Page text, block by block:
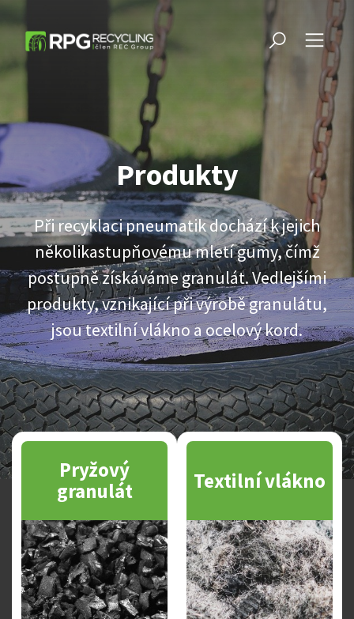
Produkty
Při recyklaci pneumatik dochází k jejich
několikastupňovému mletí gumy, čímž
postupně získáváme granulát. Vedlejšími
produkty, vznikající při výrobě granulátu,
jsou textilní vlákno a ocelový kord.
Pryžový
granulát
Textilní vlákno